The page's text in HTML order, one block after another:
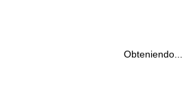
Obteniendo...